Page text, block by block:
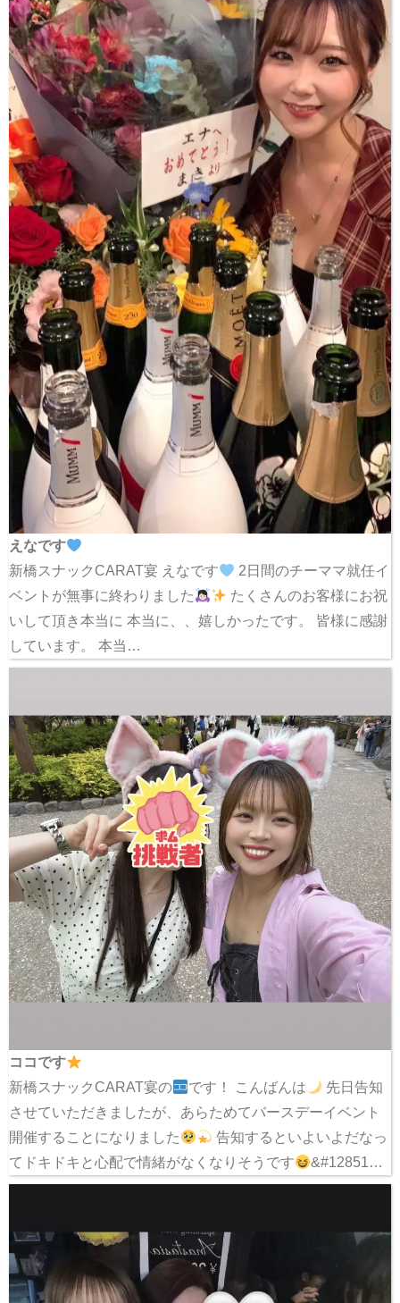
えなです
新橋スナックCARAT宴 えなです
2日間のチーママ就任イ
ベントが無事に終わりました
たくさんのお客様にお祝
いして頂き本当に 本当に、、嬉しかったです。 皆様に感謝
しています。 本当…
ココです
新橋スナックCARAT宴の
です！ こんばんは
先日告知
させていただきましたが、あらためてバースデーイベント
開催することになりました
告知するといよいよだなっ
てドキドキと心配で情緒がなくなりそうです
&#12851…